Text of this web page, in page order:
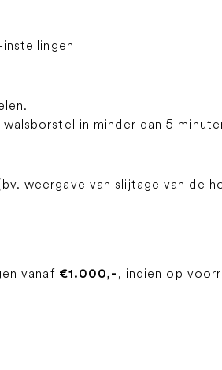
in minder dan 5
weergave van slijtage van de
vanaf €1.000,- , indien op